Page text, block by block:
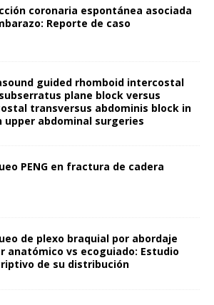
coronaria espontánea asociada
Reporte de caso
guided rhomboid intercostal
plane block versus
transversus abdominis block in
upper abdominal surgeries
PENG en fractura de cadera
de plexo braquial por abordaje
anatómico vs ecoguiado: Estudio
de su distribución